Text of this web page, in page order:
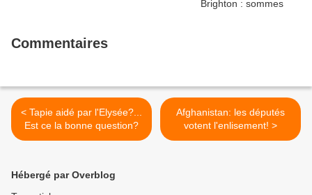
Commentaires
< Tapie aidé par l'Elysée?...
Est ce la bonne question?
Afghanistan: les députés
votent l'enlisement! >
Hébergé par Overblog